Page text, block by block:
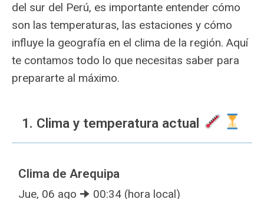
del sur del Perú, es importante entender cómo
son las temperaturas, las estaciones y cómo
influye la geografía en el clima de la región. Aquí
te contamos todo lo que necesitas saber para
prepararte al máximo.
1. Clima y temperatura actual
Clima de Arequipa
Jue, 06 ago 🠊 00:34 (hora local)